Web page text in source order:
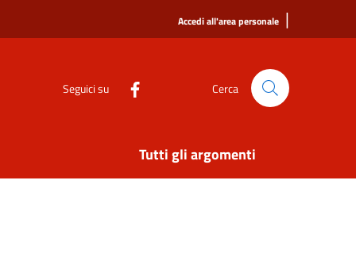
Accedi all'area personale |
Seguici su Cerca
Tutti gli argomenti